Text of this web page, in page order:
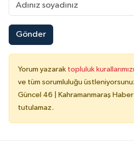
Gönder
Yorum yazarak topluluk kurallarımızı
ve tüm sorumluluğu
Güncel 46 | Kahramanmaraş
tutulamaz.